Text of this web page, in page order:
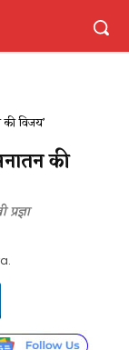
विजय’
की